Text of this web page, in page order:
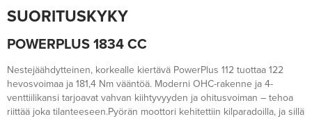
SUORITUSKYKY
POWERPLUS 1834 CC
Nestejäähdytteinen, korkealle kiertävä PowerPlus 112 tuottaa 122
hevosvoimaa ja 181,4 Nm vääntöä. Moderni OHC-rakenne ja 4-
venttiilikansi tarjoavat vahvan kiihtyvyyden ja ohitusvoiman – tehoa
riittää joka tilanteeseen.Pyörän moottori kehitettiin kilparadoilla, ja sillä